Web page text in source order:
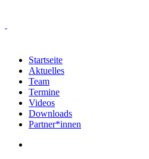
Startseite
Aktuelles
Team
Termine
Videos
Downloads
Partner*innen